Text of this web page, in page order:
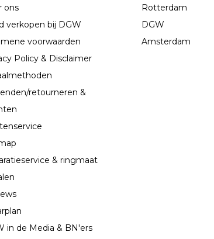
ons
verkopen bij DGW
voorwaarden
Policy & Disclaimer
retourneren &
& ringmaat
in de Media & BN'ers
Rotterdam
DGW
Amsterdam